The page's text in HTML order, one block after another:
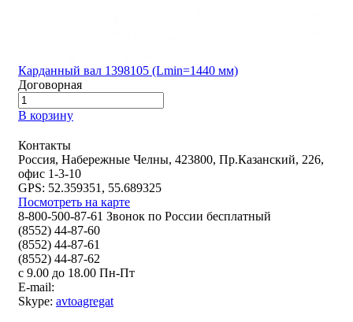
Карданный вал 1398105 (Lmin=1440 мм)
Договорная
В корзину
Контакты
Россия, Набережные Челны, 423800, Пр.Казанский, 226,
офис 1-3-10
GPS: 52.359351, 55.689325
Посмотреть на карте
8-800-500-87-61 Звонок по России бесплатный
(8552) 44-87-60
(8552) 44-87-61
(8552) 44-87-62
с 9.00 до 18.00 Пн-Пт
E-mail:
Skype: avtoagregat